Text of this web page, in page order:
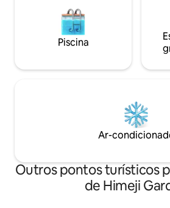
Piscina
Ar-
Outros pontos turísticos
de Himeji